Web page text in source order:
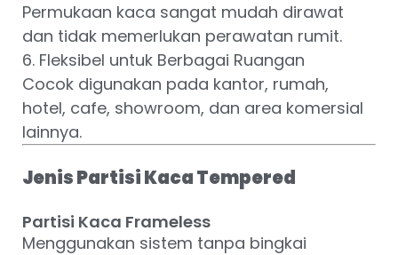
Permukaan kaca sangat mudah dirawat
dan tidak memerlukan perawatan rumit.
6. Fleksibel untuk Berbagai Ruangan
Cocok digunakan pada kantor, rumah,
hotel, cafe, showroom, dan area komersial
lainnya.
Jenis Partisi Kaca Tempered
Partisi Kaca Frameless
Menggunakan sistem tanpa bingkai